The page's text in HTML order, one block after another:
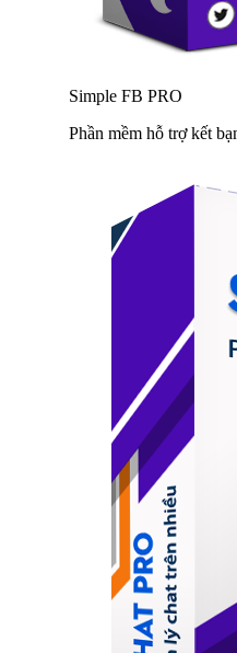
Simple FB PRO
Phần mềm hỗ trợ kết